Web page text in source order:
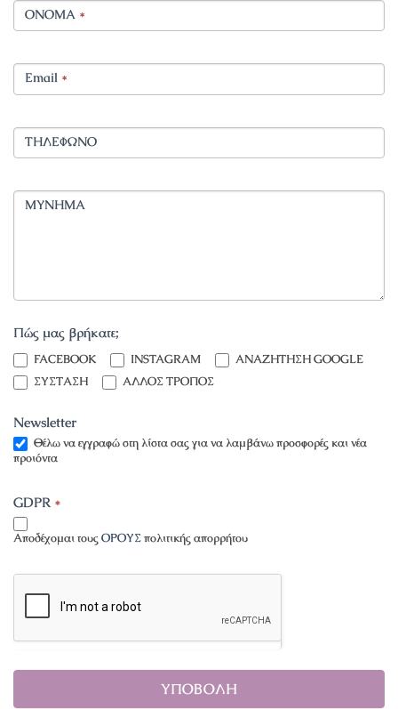
ΟΝΟΜΑ *
Email *
ΤΗΛΕΦΩΝΟ
ΜΥΝΗΜΑ
Πώς μας βρήκατε;
FACEBOOK INSTAGRAMINSTAGRAMΑΝΑΖΗΤΗΣΗ GOOGLE
ΣΥΣΤΑΣΗ
ΑΛΛΟΣ ΤΡΟΠΟΣ
Newsletter
Θέλω να εγγραφώ στη λίστα σας για να λαμβάνω προσφορές και νέα
προιόντα
GDPR *
Αποδέχομαι τους ΟΡΟΥΣπολιτικής απορρήτου